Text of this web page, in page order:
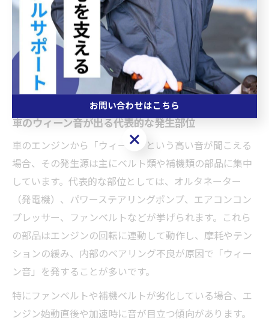
談・修理依頼がトラブル回避の最善策です。
ウィーン音やガラガラ音の発生ポイン
トは何か
車のウィーン音が出る代表的な発生部位
車のエンジンから「ウィーン」という高い音が聞こえる
場合、その発生源は主にベルト類や補機類の部品に集中
しています。代表的な部位としては、オルタネーター
（発電機）、パワーステアリングポンプ、エアコンコン
プレッサー、ファンベルトなどが挙げられます。これら
の部品はエンジンの回転に連動して動作し、摩耗やテン
ションの緩み、内部のベアリング不良が原因で「ウィー
ン音」を発することが多いです。
特にファンベルトや補機ベルトが劣化している場合、エ
ンジン始動直後や加速時に音が目立つ傾向があります。
お問い合わせはこちら
お問い合わせはこちら